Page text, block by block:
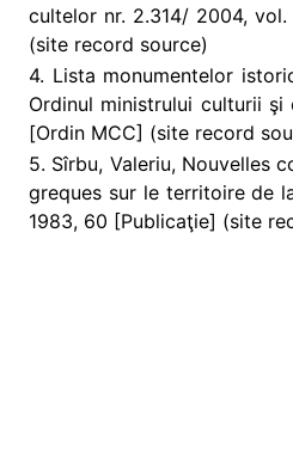
cultelor nr. 2.314/ 2004, vol.
(site record source)
4. Lista monumentelor
Ordinul ministrului culturii
[Ordin MCC] (site record
5. Sîrbu, Valeriu, Nouvelles
greques sur le territoire de
1983, 60 [Publicaţie] (site